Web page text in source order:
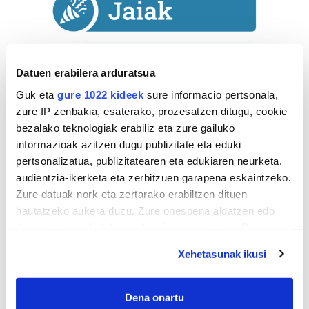
Datuen erabilera arduratsua
Guk eta gure 1022 kideek sure informacio pertsonala,
zure IP zenbakia, esaterako, prozesatzen ditugu, cookie
bezalako teknologiak erabiliz eta zure gailuko
informazioak azitzen dugu publizitate eta eduki
pertsonalizatua, publizitatearen eta edukiaren neurketa,
audientzia-ikerketa eta zerbitzuen garapena eskaintzeko.
Zure datuak nork eta zertarako erabiltzen dituen
hautatzeko aukera duzu. Zure onespena aldatzen edo
If you allow, we would also like to:
Collect information about your geographical
Xehetasunak ikusi
Dena onartu
Astekaria
Naturak bere
urtegian